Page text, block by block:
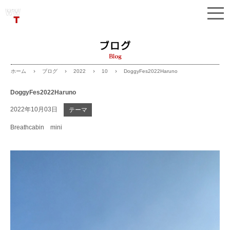
ホーム ブログ 2022 10 DoggyFes2022Haruno
DoggyFes2022Haruno
2022年10月03日 テーマ
Breathcabin mini